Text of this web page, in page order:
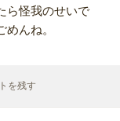
ら怪我のせいで
んね。
に
を残す